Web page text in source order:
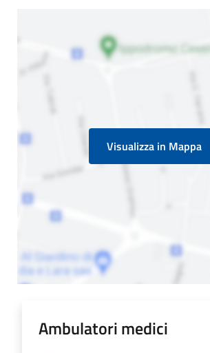
Visualizza in Mappa
Ambulatori medici